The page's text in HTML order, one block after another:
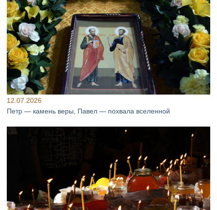
12.07.2026
Петр — камень веры, Павел — похвала вселенной